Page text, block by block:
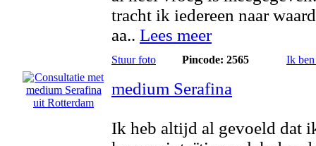
tracht ik iedereen naar
aa.. Lees meer
Stuur foto Pincode: 2565 Ik
medium Serafina
Ik heb altijd al gevoeld dat